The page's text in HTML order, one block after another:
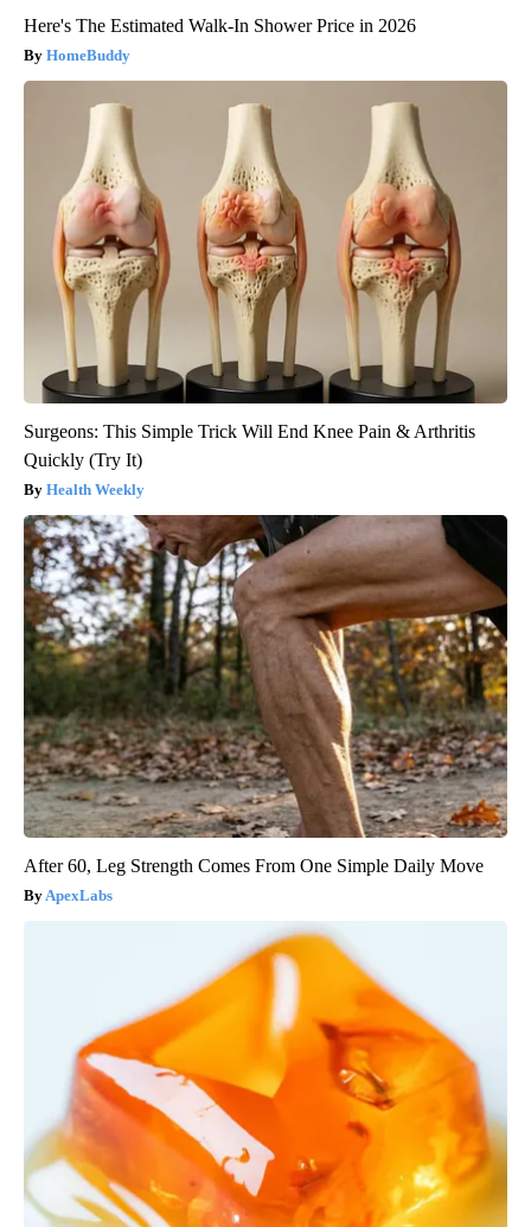
Here's The Estimated Walk-In Shower Price in 2026
HomeBuddy
Surgeons: This Simple Trick Will End Knee Pain & Arthritis
Quickly (Try It)
Health Weekly
After 60, Leg Strength Comes From One Simple Daily Move
ApexLabs